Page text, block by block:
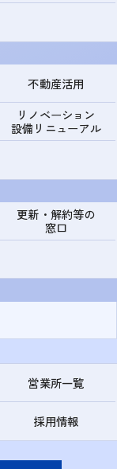
不動産活用
リノベーション
設備リニューアル
更新・解約等の
窓口
営業所一覧
採用情報